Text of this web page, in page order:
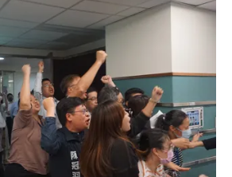
議。去年7月台電提出「東移方案」
減填海面積、避開珊瑚高覆蓋區等，
政府昨日廢止同意協和電廠開發外
保護區，並表示東移方案的填海造地
的2.0版已完全不同，認定事實發生
法》廢止2020年同意函。基隆市府
水產動植物繁殖保育區、一級海岸保
影響不同，呼籲台